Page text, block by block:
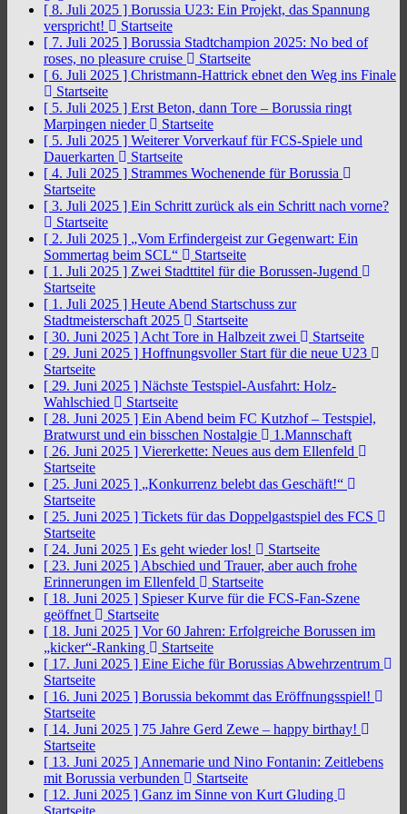
[ 8. Juli 2025 ] Borussia U23: Ein Projekt, das Spannung
verspricht!
Startseite
[ 7. Juli 2025 ] Borussia Stadtchampion 2025: No bed of
roses, no pleasure cruise
Startseite
[ 6. Juli 2025 ] Christmann-Hattrick ebnet den Weg ins Finale
Startseite
[ 5. Juli 2025 ] Erst Beton, dann Tore – Borussia ringt
Marpingen nieder
Startseite
[ 5. Juli 2025 ] Weiterer Vorverkauf für FCS-Spiele und
Dauerkarten
Startseite
[ 4. Juli 2025 ] Strammes Wochenende für Borussia
Startseite
[ 3. Juli 2025 ] Ein Schritt zurück als ein Schritt nach vorne?
Startseite
[ 2. Juli 2025 ] „Vom Erfindergeist zur Gegenwart: Ein
Sommertag beim SCL“
Startseite
[ 1. Juli 2025 ] Zwei Stadttitel für die Borussen-Jugend
Startseite
[ 1. Juli 2025 ] Heute Abend Startschuss zur
Stadtmeisterschaft 2025
Startseite
[ 30. Juni 2025 ] Acht Tore in Halbzeit zwei
Startseite
[ 29. Juni 2025 ] Hoffnungsvoller Start für die neue U23
Startseite
[ 29. Juni 2025 ] Nächste Testspiel-Ausfahrt: Holz-
Wahlschied
Startseite
[ 28. Juni 2025 ] Ein Abend beim FC Kutzhof – Testspiel,
Bratwurst und ein bisschen Nostalgie
1.Mannschaft
[ 26. Juni 2025 ] Viererkette: Neues aus dem Ellenfeld
Startseite
[ 25. Juni 2025 ] „Konkurrenz belebt das Geschäft!“
Startseite
[ 25. Juni 2025 ] Tickets für das Doppelgastspiel des FCS
Startseite
[ 24. Juni 2025 ] Es geht wieder los!
Startseite
[ 23. Juni 2025 ] Abschied und Trauer, aber auch frohe
Erinnerungen im Ellenfeld
Startseite
[ 18. Juni 2025 ] Spieser Kurve für die FCS-Fan-Szene
geöffnet
Startseite
[ 18. Juni 2025 ] Vor 60 Jahren: Erfolgreiche Borussen im
„kicker“-Ranking
Startseite
[ 17. Juni 2025 ] Eine Eiche für Borussias Abwehrzentrum
Startseite
[ 16. Juni 2025 ] Borussia bekommt das Eröffnungsspiel!
Startseite
[ 14. Juni 2025 ] 75 Jahre Gerd Zewe – happy birthay!
Startseite
[ 13. Juni 2025 ] Annemarie und Nino Fontanin: Zeitlebens
mit Borussia verbunden
Startseite
[ 12. Juni 2025 ] Ganz im Sinne von Kurt Gluding
Startseite